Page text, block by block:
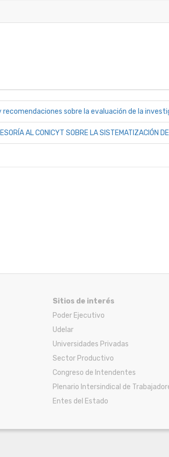
recomendaciones sobre la evaluación de la
AL CONICYT SOBRE LA SISTEMATIZACIÓN
Sitios de interés
Poder Ejecutivo
Udelar
Universidades Privadas
Sector Productivo
Congreso de Intendentes
Plenario Intersindical de
Entes del Estado